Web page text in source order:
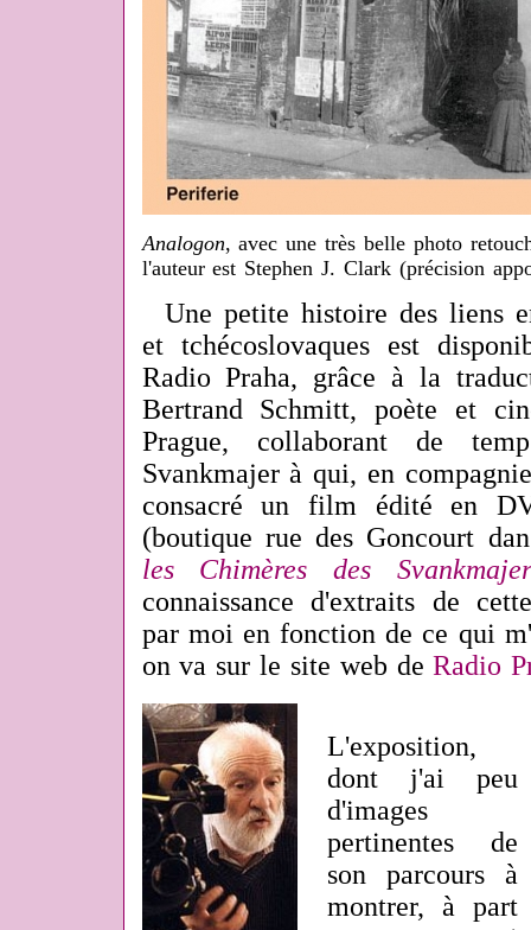
Analogon, avec une très belle photo
l'auteur est Stephen J. Clark (précision
Une petite histoire des liens
et tchécoslovaques est
Radio Praha, grâce à la
Bertrand Schmitt, poète et
Prague, collaborant de
Svankmajer à qui, en
consacré un film édité en
(boutique rue des Goncourt
les Chimères des Svankmajer
connaissance d'extraits de
par moi en fonction de ce qui
on va sur le site web deRadio
L'exposition,
dont j'ai peu
d'images
pertinentes de
son parcours à
montrer, à part